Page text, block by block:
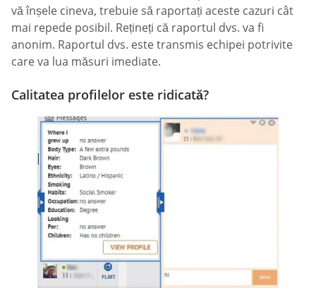
vă înșele cineva, trebuie să raportați aceste cazuri cât
mai repede posibil. Rețineți că raportul dvs. va fi
anonim. Raportul dvs. este transmis echipei potrivite
care va lua măsuri imediate.
Calitatea profilelor este ridicată?